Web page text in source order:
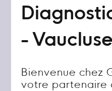
- Vaucluse
Bienvenue chez
votre partenaire